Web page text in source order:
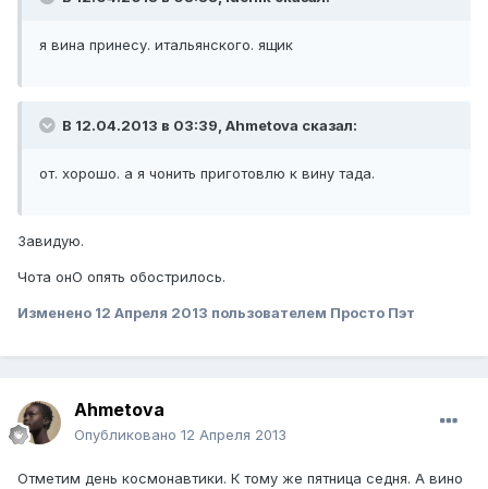
я вина принесу. итальянского. ящик
В 12.04.2013 в 03:39, Ahmetova сказал:
от. хорошо. а я чонить приготовлю к вину тада.
Завидую.
Чота онО опять обострилось.
Изменено 12 Апреля 2013 пользователем Просто Пэт
Ahmetova
Опубликовано 12 Апреля 2013
Отметим день космонавтики. К тому же пятница седня. А вино